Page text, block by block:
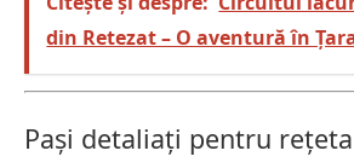
din Retezat – O aventură în
Pași detaliați pentru